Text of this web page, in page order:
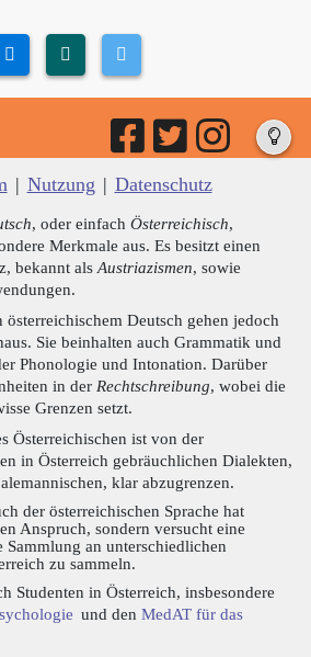
| Nutzung | Datenschutz
, oder einfach Österreichisch,
Merkmale aus. Es besitzt einen
bekannt als Austriazismen, sowie
Deutsch gehen jedoch
Sie beinhalten auch Grammatik und
Phonologie und Intonation. Darüber
in der Rechtschreibung, wobei die
Grenzen setzt.
Österreichischen ist von der
in Österreich gebräuchlichen Dialekten,
klar abzugrenzen.
der österreichischen Sprache hat
Anspruch, sondern versucht eine
an unterschiedlichen
zu sammeln.
Studenten in Österreich, insbesondere
und den MedAT für das